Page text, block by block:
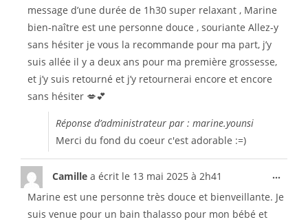
message d’une durée de 1h30 super relaxant , Marine
bien-naître est une personne douce , souriante Allez-y
sans hésiter je vous la recommande pour ma part, j’y
suis allée il y a deux ans pour ma première grossesse,
et j’y suis retourné et j’y retournerai encore et encore
sans hésiter 💋💕
Réponse d’administrateur par : marine.younsi
Merci du fond du coeur c'est adorable :=)
Camille a écrit le 13 mai 2025 à 2h41
Marine est une personne très douce et bienveillante. Je
suis venue pour un bain thalasso pour mon bébé et
...